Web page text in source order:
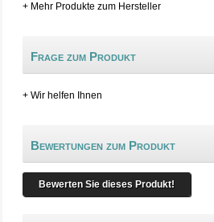
+ Mehr Produkte zum Hersteller
Frage zum Produkt
+ Wir helfen Ihnen
Bewertungen zum Produkt
Bewerten Sie dieses Produkt!